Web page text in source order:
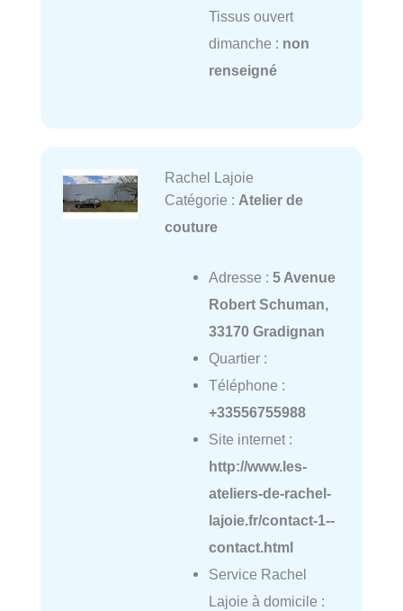
Tissus ouvert
dimanche : non
renseigné
Rachel Lajoie
Catégorie : Atelier de
couture
Adresse : 5 Avenue
Robert Schuman,
33170 Gradignan
Quartier :
Téléphone :
+33556755988
Site internet :
http://www.les-
ateliers-de-rachel-
lajoie.fr/contact-1--
contact.html
Service Rachel
Lajoie à domicile :